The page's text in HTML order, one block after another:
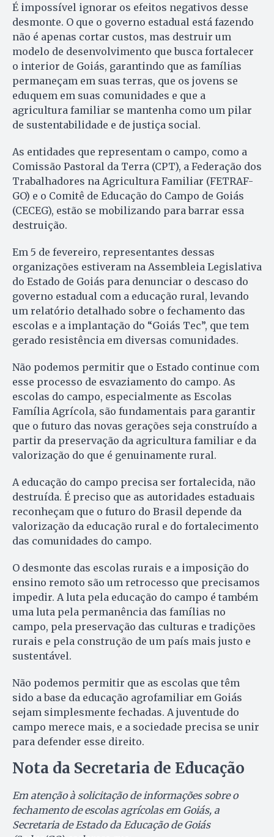
É impossível ignorar os efeitos negativos desse
desmonte. O que o governo estadual está fazendo
não é apenas cortar custos, mas destruir um
modelo de desenvolvimento que busca fortalecer
o interior de Goiás, garantindo que as famílias
permaneçam em suas terras, que os jovens se
eduquem em suas comunidades e que a
agricultura familiar se mantenha como um pilar
de sustentabilidade e de justiça social.
As entidades que representam o campo, como a
Comissão Pastoral da Terra (CPT), a Federação dos
Trabalhadores na Agricultura Familiar (FETRAF-
GO) e o Comitê de Educação do Campo de Goiás
(CECEG), estão se mobilizando para barrar essa
destruição.
Em 5 de fevereiro, representantes dessas
organizações estiveram na Assembleia Legislativa
do Estado de Goiás para denunciar o descaso do
governo estadual com a educação rural, levando
um relatório detalhado sobre o fechamento das
escolas e a implantação do “Goiás Tec”, que tem
gerado resistência em diversas comunidades.
Não podemos permitir que o Estado continue com
esse processo de esvaziamento do campo. As
escolas do campo, especialmente as Escolas
Família Agrícola, são fundamentais para garantir
que o futuro das novas gerações seja construído a
partir da preservação da agricultura familiar e da
valorização do que é genuinamente rural.
A educação do campo precisa ser fortalecida, não
destruída. É preciso que as autoridades estaduais
reconheçam que o futuro do Brasil depende da
valorização da educação rural e do fortalecimento
das comunidades do campo.
O desmonte das escolas rurais e a imposição do
ensino remoto são um retrocesso que precisamos
impedir. A luta pela educação do campo é também
uma luta pela permanência das famílias no
campo, pela preservação das culturas e tradições
rurais e pela construção de um país mais justo e
sustentável.
Não podemos permitir que as escolas que têm
sido a base da educação agrofamiliar em Goiás
sejam simplesmente fechadas. A juventude do
campo merece mais, e a sociedade precisa se unir
para defender esse direito.
Nota da Secretaria de Educação
Em atenção à solicitação de informações sobre o
fechamento de escolas agrícolas em Goiás, a
Secretaria de Estado da Educação de Goiás